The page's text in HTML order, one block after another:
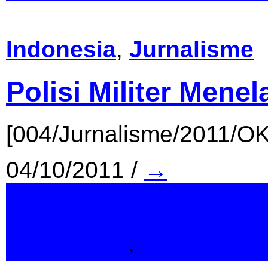
Indonesia, Jurnalisme
Polisi Militer
[004/Jurnalisme/2011/
04/10/2011 / →
,